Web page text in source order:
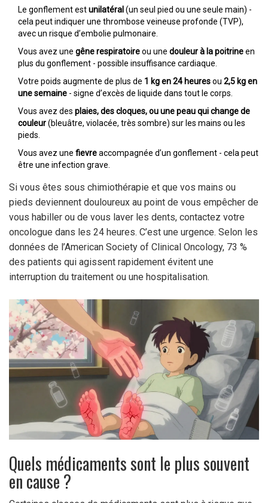
Le gonflement estunilatéral (un seul pied ou une seule main) -
cela peut indiquer une thrombose veineuse profonde (TVP),
avec un risque d’embolie pulmonaire.
Vous avez une gêne respiratoireou une douleur à la poitrineen
plus du gonflement - possible insuffisance cardiaque.
Votre poids augmente de plus de 1 kg en 24 heuresou 2,5 kg en
une semaine - signe d’excès de liquide dans tout le corps.
Vous avez des plaies, des cloques, ou une peau qui change de
couleur(bleuâtre, violacée, très sombre) sur les mains ou les
pieds.
Vous avez une fievreaccompagnée d’un gonflement - cela peut
être une infection grave.
Si vous êtes sous chimiothérapie et que vos mains ou
pieds deviennent douloureux au point de vous empêcher de
vous habiller ou de vous laver les dents, contactez votre
oncologue dans les 24 heures. C’est une urgence. Selon les
données de l’American Society of Clinical Oncology, 73 %
des patients qui agissent rapidement évitent une
interruption du traitement ou une hospitalisation.
Quels médicaments sont le plus souvent
en cause ?